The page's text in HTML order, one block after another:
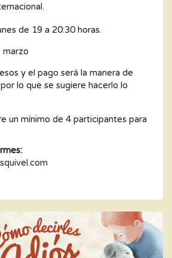
de 19 a 20:30 horas.
marzo
y el pago será la manera de
lo que se sugiere hacerlo lo
un mínimo de 4 participantes para